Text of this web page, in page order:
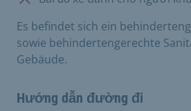
Es befindet sich ein
sowie behindertengerechte
Gebäude.
Hướng dẫn đường đi